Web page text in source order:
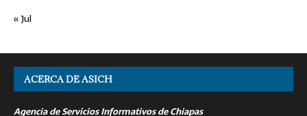
« Jul
ACERCA DE ASICH
Agencia de Servicios Informativos de Chiapas